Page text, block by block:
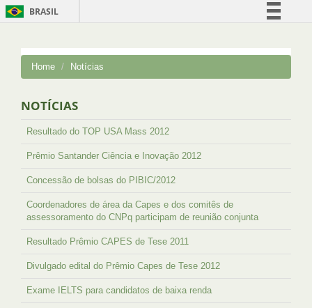
BRASIL
Comunica BR
Home Notícias
NOTÍCIAS
Resultado do TOP USA Mass 2012
Prêmio Santander Ciência e Inovação 2012
Concessão de bolsas do PIBIC/2012
Coordenadores de área da Capes e dos comitês de
assessoramento do CNPq participam de reunião conjunta
Resultado Prêmio CAPES de Tese 2011
Divulgado edital do Prêmio Capes de Tese 2012
Exame IELTS para candidatos de baixa renda